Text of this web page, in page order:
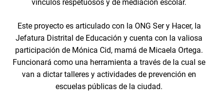
vínculos respetuosos y de mediación escolar.
Este proyecto es articulado con la ONG Ser y Hacer, la
Jefatura Distrital de Educación y cuenta con la valiosa
participación de Mónica Cid, mamá de Micaela Ortega.
Funcionará como una herramienta a través de la cual se
van a dictar talleres y actividades de prevención en
escuelas públicas de la ciudad.